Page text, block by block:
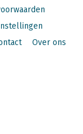
Over ons